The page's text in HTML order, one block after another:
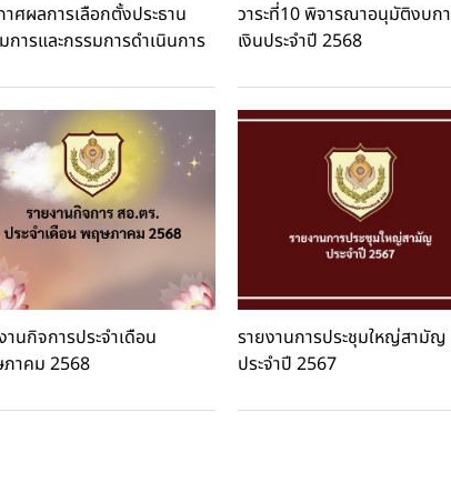
าศผลการเลือกตั้งประธาน
การและกรรมการดำเนินการ
วาระที่10 พิจารณาอนุมัติงบก
เงินประจำปี 2568
านกิจการประจำเดือน
าคม 2568
รายงานการประชุมใหญ่สามัญ
ประจำปี 2567